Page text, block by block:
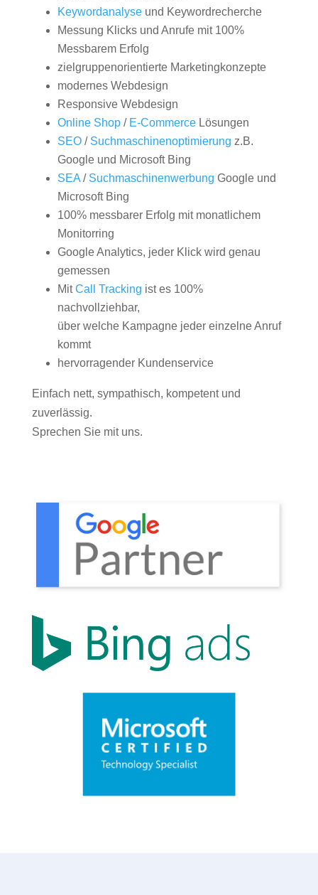
Keywordanalyseund Keywordrecherche
Messung Klicks und Anrufe mit 100%
Messbarem Erfolg
zielgruppenorientierte Marketingkonzepte
modernes Webdesign
Responsive Webdesign
Online Shop/ E-CommerceLösungen
SEO/ Suchmaschinenoptimierung z.B.
Google und Microsoft Bing
SEA/ Suchmaschinenwerbung Google und
Microsoft Bing
100% messbarer Erfolg mit monatlichem
Monitorring
Google Analytics, jeder Klick wird genau
gemessen
MitCall Tracking ist es 100%
nachvollziehbar,
über welche Kampagne jeder einzelne Anruf
kommt
hervorragender Kundenservice
Einfach nett, sympathisch, kompetent und
zuverlässig.
Sprechen Sie mit uns.